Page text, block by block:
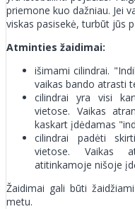
priemone kuo dažniau. Jei
viskas pasisekė, turbūt jūs
Atminties žaidimai:
išimami cilindrai.
vaikas bando atrasti
cilindrai yra visi
vietose. Vaikas
kaskart įdėdamas
cilindrai padėti
vietose. Vaikas
atitinkamoje nišoje
Žaidimai gali būti
metu.